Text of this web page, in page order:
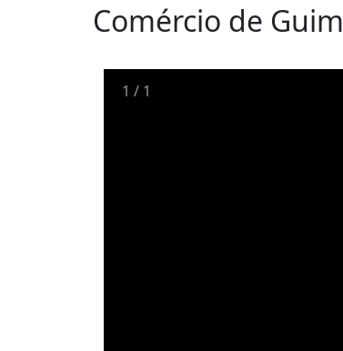
Comércio de
1 / 1